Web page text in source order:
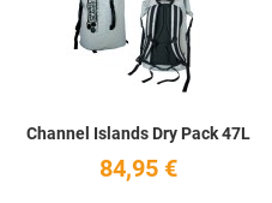
Quick View
Channel Islands Dry Pack 47L
84,95 €